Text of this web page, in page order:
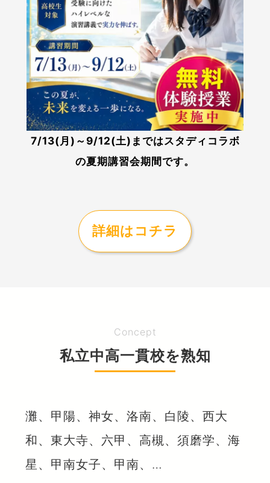
7/13(月)～9/12(土)まではスタディコラボ
の夏期講習会期間です。
詳細はコチラ
Concept
私立中高一貫校を熟知
灘、甲陽、神女、洛南、白陵、西大
和、東大寺、六甲、高槻、須磨学、海
星、甲南女子、甲南、…